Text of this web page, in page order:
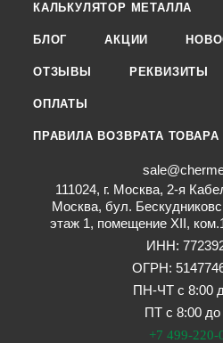
КАЛЬКУЛЯТОР МЕТАЛЛА
БЛОГ АКЦИИ
ОТЗЫВЫ РЕКВИЗИТЫ
ОПЛАТЫ
ПРАВИЛА ВОЗВРАТА
111024, г. Москва, 2-я
Москва, бул.
этаж 1, помещение XII,
ИНН:
ОГРН:
ПН-ЧТ с 8:00
ПТ с 8:00 до
+7 499-220-